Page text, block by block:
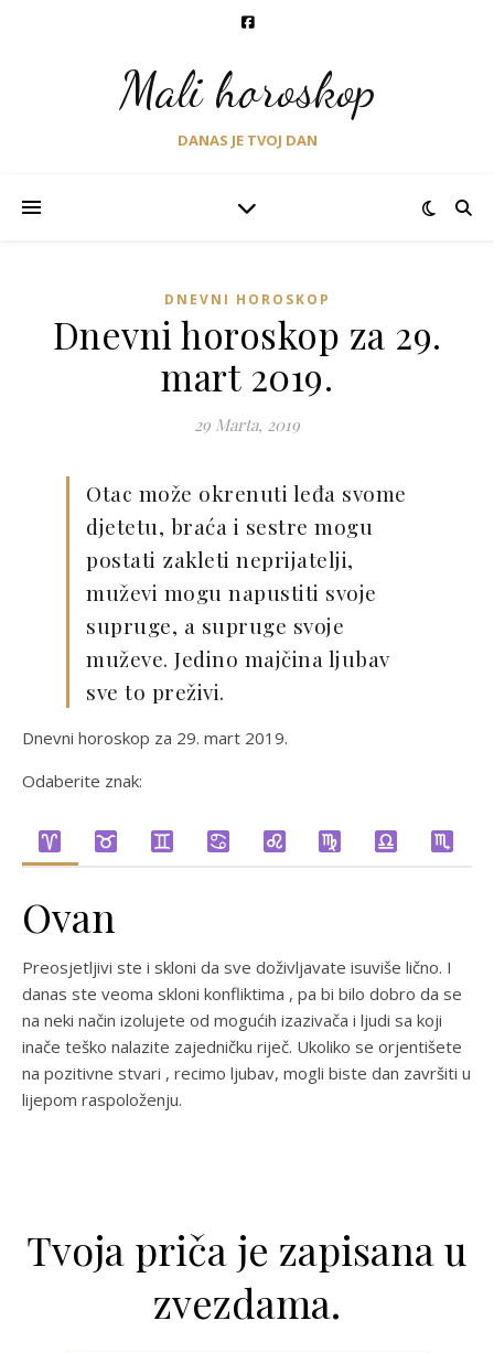
Mali horoskop
DANAS JE TVOJ DAN
DNEVNI HOROSKOP
Dnevni horoskop za 29.
mart 2019.
29 Marta, 2019
Otac može okrenuti leđa svome
djetetu, braća i sestre mogu
postati zakleti neprijatelji,
muževi mogu napustiti svoje
supruge, a supruge svoje
muževe. Jedino majčina ljubav
sve to preživi.
Dnevni horoskop za 29. mart 2019.
Odaberite znak:
Ovan
Preosjetljivi ste i skloni da sve doživljavate isuviše lično. I
danas ste veoma skloni konfliktima , pa bi bilo dobro da se
na neki način izolujete od mogućih izazivača i ljudi sa koji
inače teško nalazite zajedničku riječ. Ukoliko se orjentišete
na pozitivne stvari , recimo ljubav, mogli biste dan završiti u
lijepom raspoloženju.
Tvoja priča je zapisana u
zvezdama.